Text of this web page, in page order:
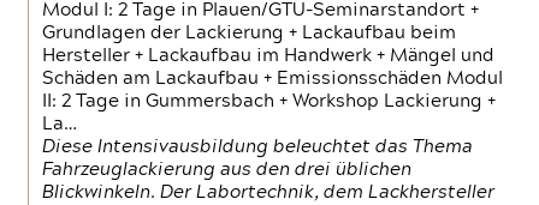
Modul I: 2 Tage in Plauen/GTÜ-Seminarstandort +
Grundlagen der Lackierung + Lackaufbau beim
Hersteller + Lackaufbau im Handwerk + Mängel und
Schäden am Lackaufbau + Emissionsschäden Modul
II: 2 Tage in Gummersbach + Workshop Lackierung +
La…
Diese Intensivausbildung beleuchtet das Thema
Fahrzeuglackierung aus den drei üblichen
Blickwinkeln. Der Labortechnik, dem Lackhersteller